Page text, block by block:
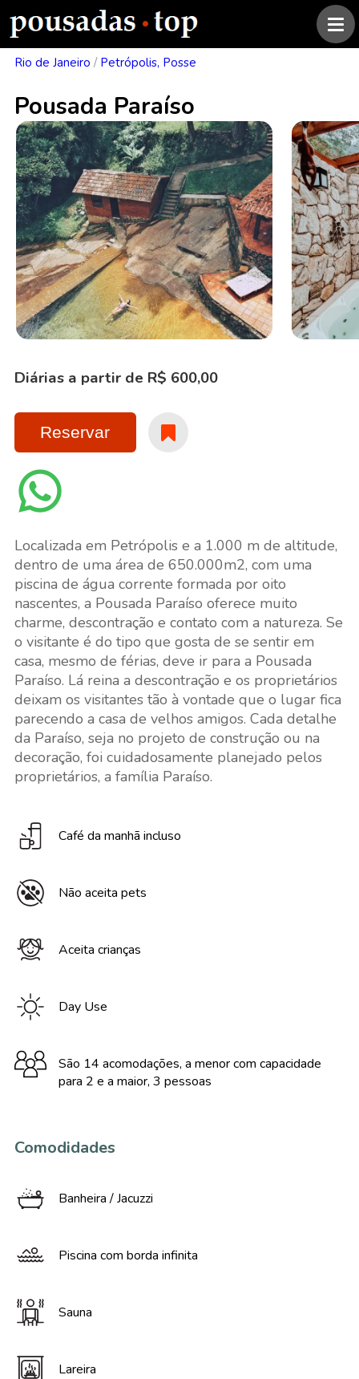
Rio de Janeiro / Petrópolis, Posse
Pousada Paraíso
Diárias a partir de R$ 600,00
Reservar
Localizada em Petrópolis e a 1.000 m de altitude,
dentro de uma área de 650.000m2, com uma
piscina de água corrente formada por oito
nascentes, a Pousada Paraíso oferece muito
charme, descontração e contato com a natureza. Se
o visitante é do tipo que gosta de se sentir em
casa, mesmo de férias, deve ir para a Pousada
Paraíso. Lá reina a descontração e os proprietários
deixam os visitantes tão à vontade que o lugar fica
parecendo a casa de velhos amigos. Cada detalhe
da Paraíso, seja no projeto de construção ou na
decoração, foi cuidadosamente planejado pelos
proprietários, a família Paraíso.
Café da manhã incluso
Não aceita pets
Aceita crianças
Day Use
São 14 acomodações, a menor com capacidade
para 2 e a maior, 3 pessoas
Comodidades
Banheira / Jacuzzi
Piscina com borda infinita
Sauna
Lareira